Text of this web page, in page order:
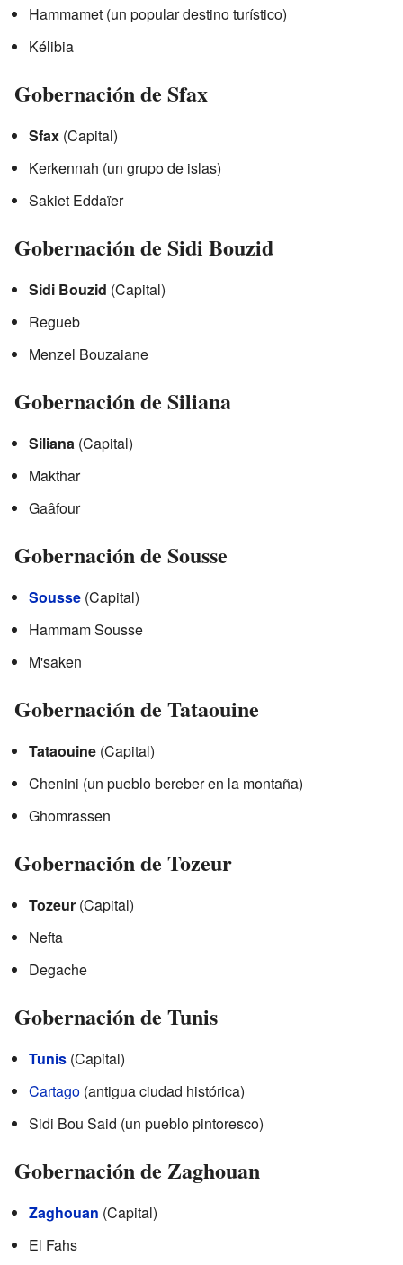
Hammamet (un popular destino turístico)
Kélibia
Gobernación de Sfax
Sfax (Capital)
Kerkennah (un grupo de islas)
Sakiet Eddaïer
Gobernación de Sidi Bouzid
Sidi Bouzid (Capital)
Regueb
Menzel Bouzaiane
Gobernación de Siliana
Siliana (Capital)
Makthar
Gaâfour
Gobernación de Sousse
Sousse (Capital)
Hammam Sousse
M'saken
Gobernación de Tataouine
Tataouine (Capital)
Chenini (un pueblo bereber en la montaña)
Ghomrassen
Gobernación de Tozeur
Tozeur (Capital)
Nefta
Degache
Gobernación de Tunis
Tunis (Capital)
Cartago (antigua ciudad histórica)
Sidi Bou Said (un pueblo pintoresco)
Gobernación de Zaghouan
Zaghouan (Capital)
El Fahs